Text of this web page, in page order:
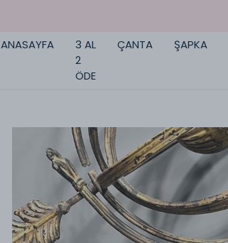
ANASAYFA
3 AL
2
ÖDE
ÇANTA ŞAPKA